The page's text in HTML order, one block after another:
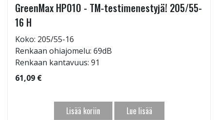
GreenMax HP010 - TM-testimenestyjä! 205/55-
16 H
Koko: 205/55-16
Renkaan ohiajomelu: 69dB
Renkaan kantavuus: 91
61,09 €
Lisää koriin Lue lisää